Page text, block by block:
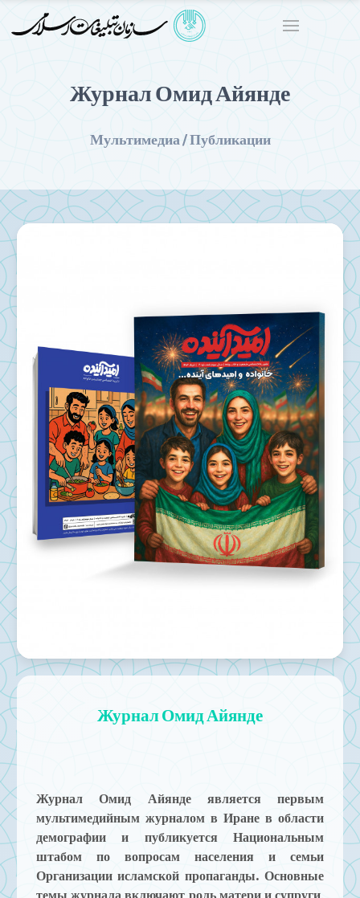
Журнал Омид Айянде
Мультимедиа / Публикации
Журнал Омид Айянде
Журнал Омид Айянде является первым
мультимедийным журналом в Иране в области
демографии и публикуется Национальным
штабом по вопросам населения и семьи
Организации исламской пропаганды. Основные